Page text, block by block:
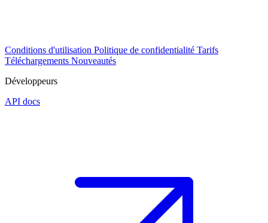
Conditions d'utilisation Politique de confidentialité Tarifs
Téléchargements Nouveautés
Développeurs
API docs